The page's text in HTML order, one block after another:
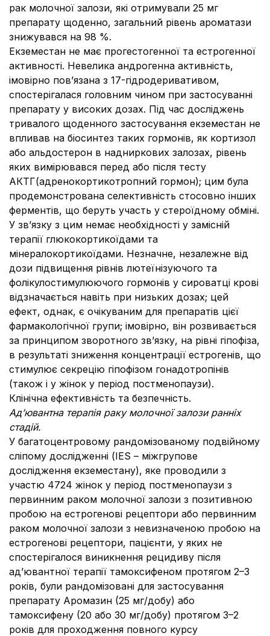
рак молочної залози, які отримували 25 мг
препарату щоденно, загальний рівень ароматази
знижувався на 98 %.
Екземестан не має прогестогенної та естрогенної
активності. Невелика aндрогенна активність,
імовірно пов’язана з 17-гідродеривативом,
спостерігалася головним чином при застосуванні
препарату у високих дозах. Під час досліджень
тривалого щоденного застосування екземестан не
впливав на біосинтез таких гормонів, як кортизол
або альдостерон в надниркових залозах, рівень
яких вимірювався перед або після тесту
АКТГ(адренокортикотропний гормон); цим була
продемонстрована селективність стосовно інших
ферментів, що беруть участь у стероїдному обміні.
У зв’язку з цим немає необхідності у замісній
терапії глюкокортикоїдами та
мінералокортикоїдами. Незначне, незалежне від
дози підвищення рівнів лютеїнізуючого та
фолікулостимулюючого гормонів у сироватці крові
відзначається навіть при низьких дозах; цей
ефект, однак, є очікуваним для препаратів цієї
фармакологічної групи; імовірно, він розвивається
за принципом зворотного зв’язку, на рівні гіпофіза,
в результаті зниження концентрації естрогенів, що
стимулює секрецію гіпофізом гонадотропінів
(також і у жінок у період постменопаузи).
Клінічна ефективність та безпечність.
Ад’ювантна терапія раку молочної залози ранніх
стадій.
У багатоцентровому рандомізованому подвійному
сліпому дослідженні (IES – міжгрупове
дослідження екземестану), яке проводили з
участю 4724 жінок у період постменопаузи з
первинним раком молочної залози з позитивною
пробою на естрогенові рецептори або первинним
раком молочної залози з невизначеною пробою на
естрогенові рецептори, пацієнти, у яких не
спостерігалося виникнення рецидиву після
ад’ювантної терапії тамоксифеном протягом 2–3
років, були рандомізовані для застосування
препарату Аромазин (25 мг/добу) або
тамоксифену (20 або 30 мг/добу) протягом 3–2
років для проходження повного курсу